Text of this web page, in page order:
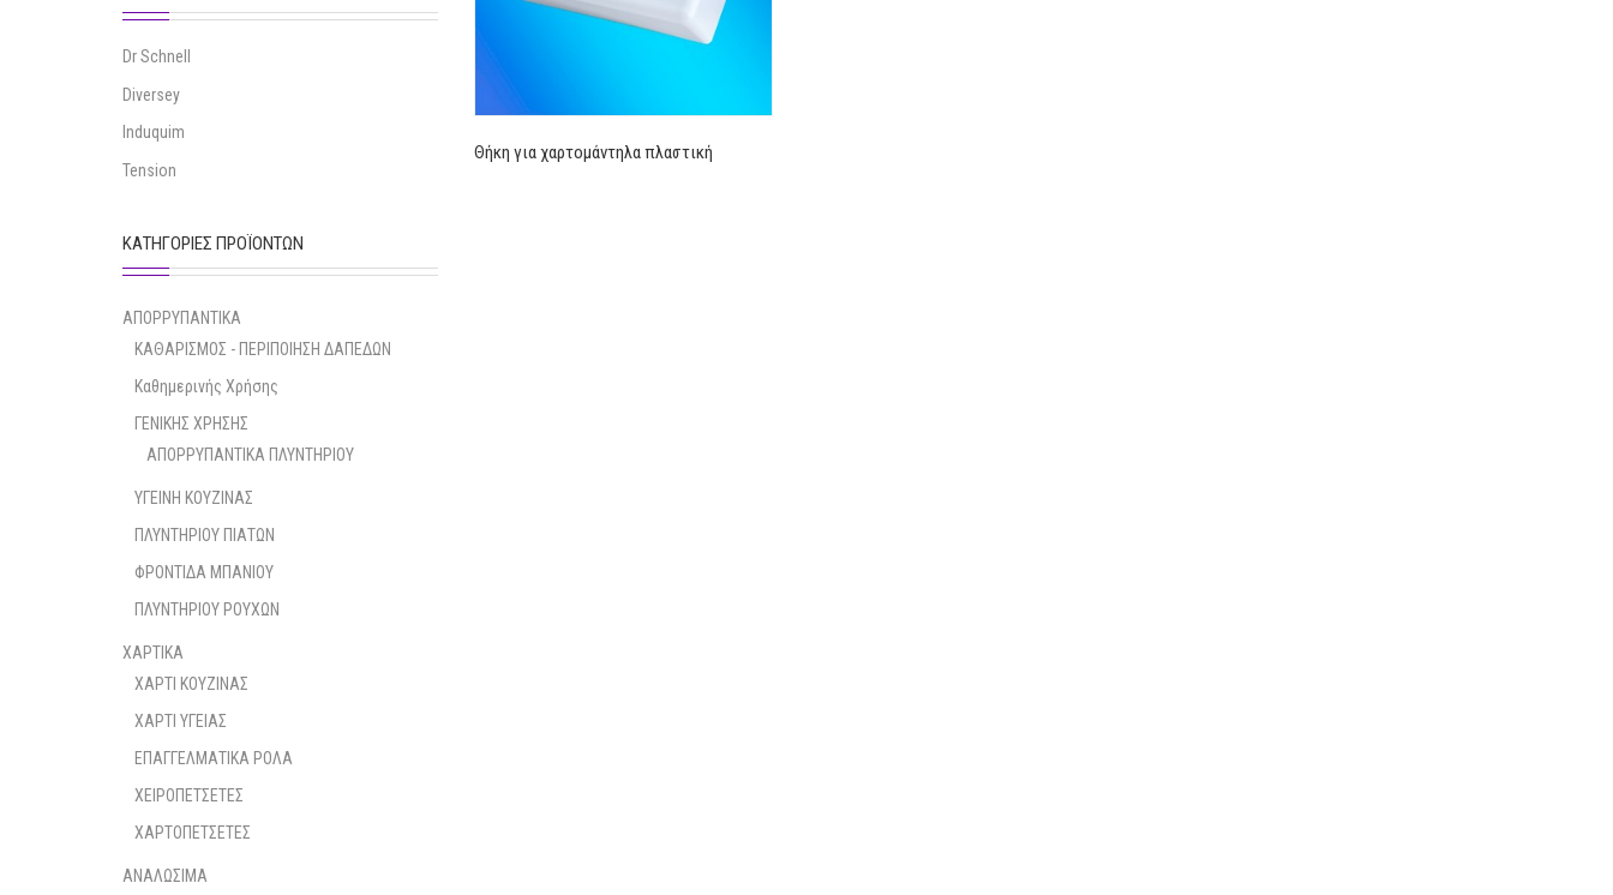
Dr Schnell
Diversey
Induquim
Tension
ΚΑΤΗΓΟΡΊΕΣ ΠΡΟΪΌΝΤΩΝ
ΑΠΟΡΡΥΠΑΝΤΙΚΑ
ΚΑΘΑΡΙΣΜΟΣ - ΠΕΡΙΠΟΙΗΣΗ ΔΑΠΕΔΩΝ
Καθημερινής Χρήσης
ΓΕΝΙΚΗΣ ΧΡΗΣΗΣ
ΑΠΟΡΡΥΠΑΝΤΙΚΑ ΠΛΥΝΤΗΡΙΟΥ
ΥΓΕΙΝΗ ΚΟΥΖΙΝΑΣ
ΠΛΥΝΤΗΡΙΟΥ ΠΙΑΤΩΝ
ΦΡΟΝΤΙΔΑ ΜΠΑΝΙΟΥ
ΠΛΥΝΤΗΡΙΟΥ ΡΟΥΧΩΝ
ΧΑΡΤΙΚΑ
ΧΑΡΤΙ ΚΟΥΖΙΝΑΣ
ΧΑΡΤΙ ΥΓΕΙΑΣ
ΕΠΑΓΓΕΛΜΑΤΙΚΑ ΡΟΛΑ
ΧΕΙΡΟΠΕΤΣΕΤΕΣ
ΧΑΡΤΟΠΕΤΣΕΤΕΣ
ΑΝΑΛΩΣΙΜΑ
Θήκη για χαρτομάντηλα πλαστική